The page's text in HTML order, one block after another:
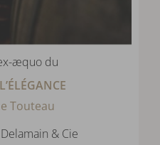
æquo du
Touteau
& Cie